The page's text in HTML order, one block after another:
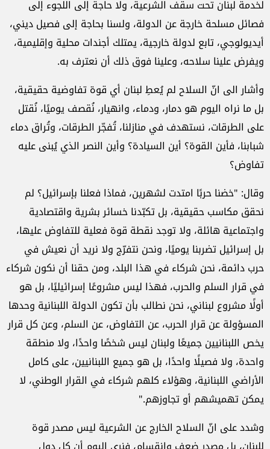
لخدمة لبنان تحت سقف الشرعية، ولا حاجة إلى اللجوء إلى
فصائل مسلحة خارجة عن الدولة، ولسنا بحاجة إلى فصيل ديني،
أيديولوجي، تابع لدولة خارجية، يمتلك أجندات محلية وإقليمية،
ويفرض علينا سلاحه، وعلينا فوق ذلك أن نعترف به.
وأشار الى انّ السلاح لم يُعطِ لبنان أي قوة تفاوضية حقيقية،
بل ما نراه اليوم هو دمار، ودماء، وانهيار، نُقصف يوميًا، نُقتل
على الطرقات، نستهدف في منازلنا، تُفجّر الطرقات، وتُراق دماء
شبابنا، فأين القوة؟ أين السيادة؟ وأين النصر الذي يُبنى عليه
تفاوض؟
وقال: "خضنا حربًا امتدت لشهرين، فماذا فعلنا بإسرائيل؟ لم
نحقق مكاسب حقيقية، بل تكبّدنا خسائر بشرية واقتصادية
واجتماعية هائلة، ولا توجد نقطة قوة فعلية للتفاوض عليها،
بل إسرائيل تضربنا يوميًا، ونحن نتفرّج ولا نريد أن نعيش في
حرب دائمة، نحن شركاء في هذا البلد، ومن حقنا أن نكون شركاء
في قرار السلم والحرب، فهذا ليس مشروعًا إسرائيليًا، بل هو
أولًا مشروع لبناني، نحن نطالب بأن تكون الدولة اللبنانية وحدها
المسؤولة عن قرار الحرب، عن التفاوض، عن السلم، وعن كل قرار
يخص اللبنانيين جميعًا ولبنان ليس شخصًا واحدًا، ولا منطقة
واحدة، ولا فصيلًا واحدًا، بل هو جميع اللبنانيين، على كامل
الأراضي اللبنانية، وهؤلاء كلهم شركاء في القرار الوطني، لا
يمكن تهميشهم أو تجاوزهم."
وشدد على انّ السلاح الخارج عن الشرعية ليس مصدر قوة